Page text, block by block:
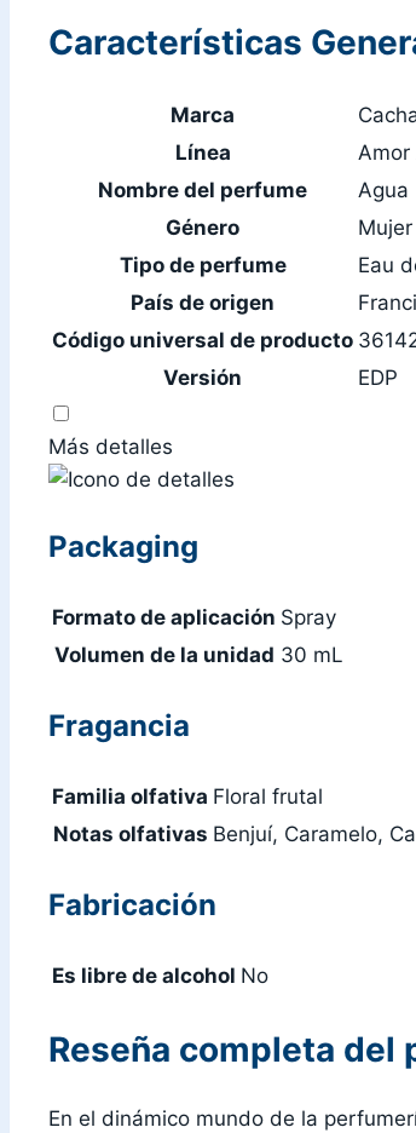
Características
Marca
Línea
Amor
Nombre del perfume
Agua
Género
Mujer
Tipo de perfume
Eau
País de origen
Código universal de producto
Versión
EDP
Más detalles
Packaging
Formato de aplicación Spray
Volumen de la unidad 30 mL
Fragancia
Familia olfativa Floral frutal
Notas olfativas Benjuí, Caramelo,
Fabricación
Es libre de alcohol No
Reseña completa del
En el dinámico mundo de la